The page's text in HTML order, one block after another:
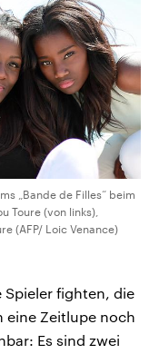
„Bande de Filles“ beim
Toure (von links),
(AFP/ Loic Venance)
Spieler fighten, die
eine Zeitlupe noch
Es sind zwei